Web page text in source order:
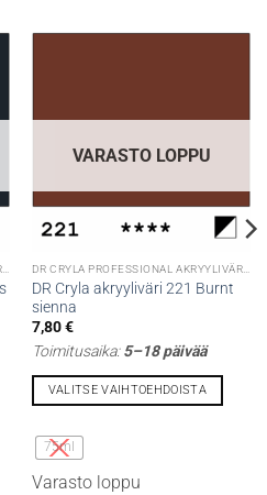
DR CRYLA PROFESSIONAL AKRYYLIVÄRIT
VARASTO LOPPU
DR CRYLA PROFESSIONAL AKRYYLIVÄRIT
DR Cryla akryyliväri 221 Burnt
sienna
7,80€
Toimitusaika:5–18 päivää
VALITSE VAIHTOEHDOISTA
tuotteella
on
useampi
75ml
Varasto loppu